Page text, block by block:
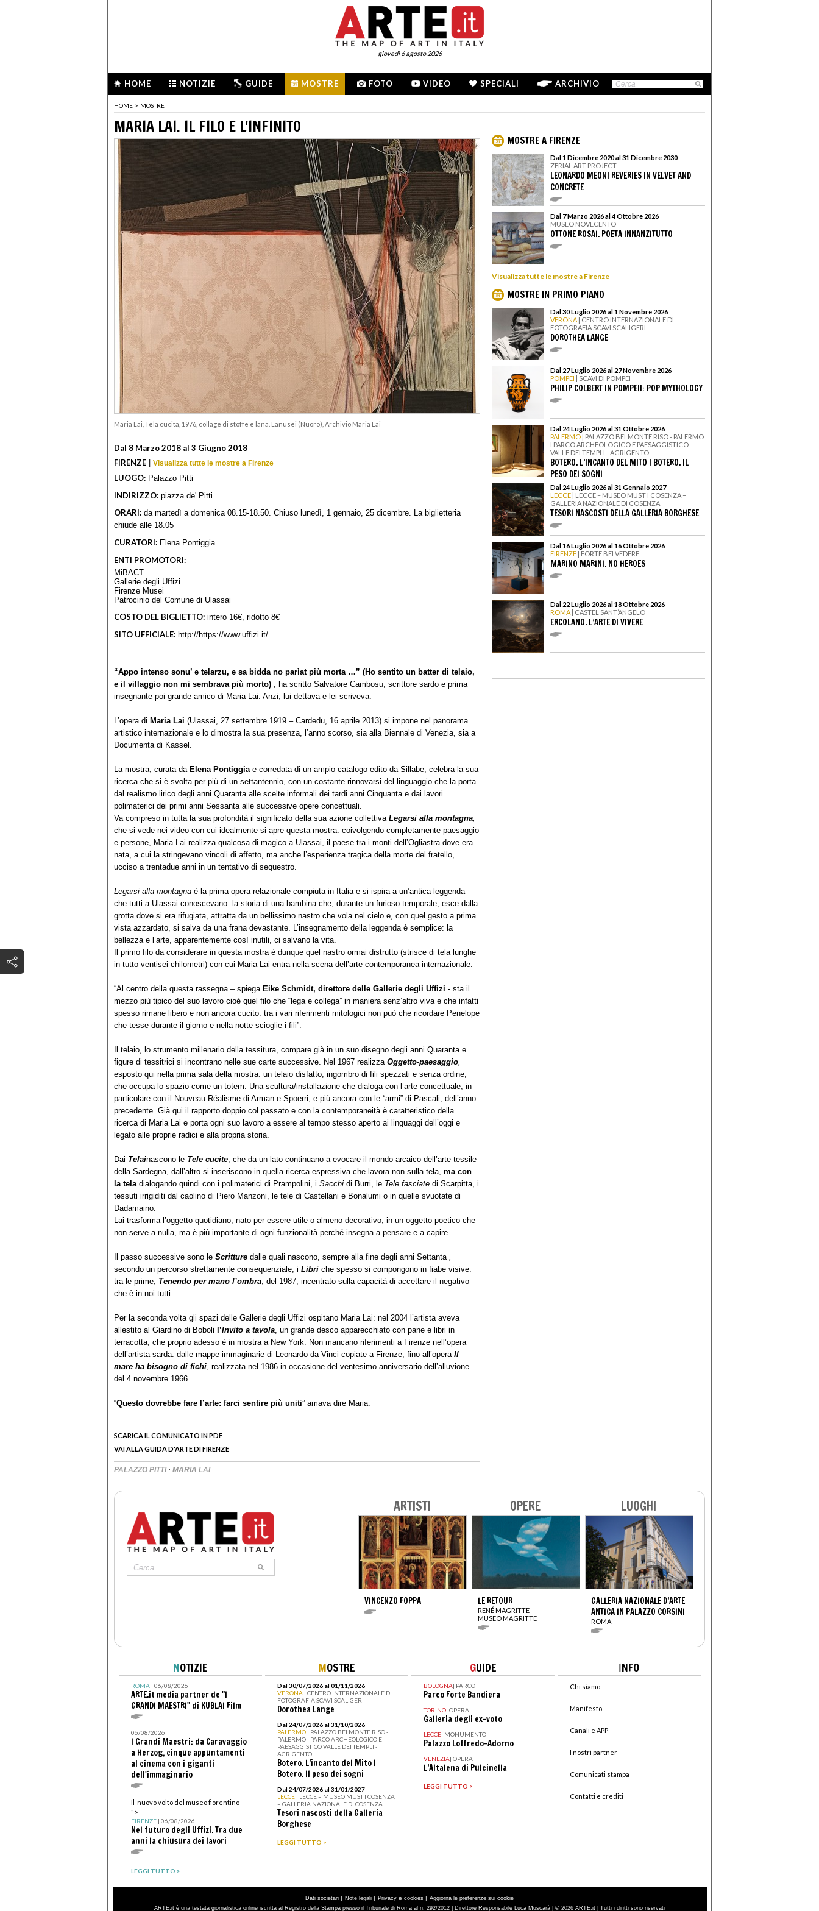
giovedì 6 agosto 2026
HOME NOTIZIE GUIDE MOSTRE FOTO VIDEO SPECIALI ARCHIVIO
HOME > MOSTRE
MARIA LAI. IL FILO E L'INFINITO
Maria Lai, Tela cucita, 1976, collage di stoffe e lana. Lanusei (Nuoro), Archivio Maria Lai
Dal 8 Marzo 2018 al 3 Giugno 2018
FIRENZE | Visualizza tutte le mostre a Firenze
LUOGO: Palazzo Pitti
INDIRIZZO: piazza de' Pitti
ORARI: da martedì a domenica 08.15-18.50. Chiuso lunedì, 1 gennaio, 25 dicembre. La biglietteria
chiude alle 18.05
CURATORI: Elena Pontiggia
ENTI PROMOTORI:
MiBACT
Gallerie degli Uffizi
Firenze Musei
Patrocinio del Comune di Ulassai
COSTO DEL BIGLIETTO: intero 16€, ridotto 8€
SITO UFFICIALE: http://https://www.uffizi.it/
“Appo intenso sonu’ e telarzu, e sa bidda no parìat più morta …” (Ho sentito un batter di telaio,
e il villaggio non mi sembrava più morto) , ha scritto Salvatore Cambosu, scrittore sardo e prima
insegnante poi grande amico di Maria Lai. Anzi, lui dettava e lei scriveva.
L’opera di Maria Lai (Ulassai, 27 settembre 1919 – Cardedu, 16 aprile 2013) si impone nel panorama
artistico internazionale e lo dimostra la sua presenza, l’anno scorso, sia alla Biennale di Venezia, sia a
Documenta di Kassel.
La mostra, curata da Elena Pontiggiae corredata di un ampio catalogo edito da Sillabe, celebra la sua
ricerca che si è svolta per più di un settantennio, con un costante rinnovarsi del linguaggio che la porta
dal realismo lirico degli anni Quaranta alle scelte informali dei tardi anni Cinquanta e dai lavori
polimaterici dei primi anni Sessanta alle successive opere concettuali.
Va compreso in tutta la sua profondità il significato della sua azione collettiva Legarsi alla montagna,
che si vede nei video con cui idealmente si apre questa mostra: coivolgendo completamente paesaggio
e persone, Maria Lai realizza qualcosa di magico a Ulassai, il paese tra i monti dell’Ogliastra dove era
nata, a cui la stringevano vincoli di affetto, ma anche l’esperienza tragica della morte del fratello,
ucciso a trentadue anni in un tentativo di sequestro.
Legarsi alla montagna è la prima opera relazionale compiuta in Italia e si ispira a un’antica leggenda
che tutti a Ulassai conoscevano: la storia di una bambina che, durante un furioso temporale, esce dalla
grotta dove si era rifugiata, attratta da un bellissimo nastro che vola nel cielo e, con quel gesto a prima
vista azzardato, si salva da una frana devastante. L’insegnamento della leggenda è semplice: la
bellezza e l’arte, apparentemente così inutili, ci salvano la vita.
Il primo filo da considerare in questa mostra è dunque quel nastro ormai distrutto (strisce di tela lunghe
in tutto ventisei chilometri) con cui Maria Lai entra nella scena dell’arte contemporanea internazionale.
“Al centro della questa rassegna – spiega Eike Schmidt, direttore delle Gallerie degli Uffizi - sta il
mezzo più tipico del suo lavoro cioè quel filo che “lega e collega” in maniera senz’altro viva e che infatti
spesso rimane libero e non ancora cucito: tra i vari riferimenti mitologici non può che ricordare Penelope
che tesse durante il giorno e nella notte scioglie i fili”.
Il telaio, lo strumento millenario della tessitura, compare già in un suo disegno degli anni Quaranta e
figure di tessitrici si incontrano nelle sue carte successive. Nel 1967 realizza Oggetto-paesaggio,
esposto qui nella prima sala della mostra: un telaio disfatto, ingombro di fili spezzati e senza ordine,
che occupa lo spazio come un totem. Una scultura/installazione che dialoga con l’arte concettuale, in
particolare con il Nouveau Réalisme di Arman e Spoerri, e più ancora con le “armi” di Pascali, dell’anno
precedente. Già qui il rapporto doppio col passato e con la contemporaneità è caratteristico della
ricerca di Maria Lai e porta ogni suo lavoro a essere al tempo stesso aperto ai linguaggi dell’oggi e
legato alle proprie radici e alla propria storia.
Dai Telainascono le Tele cucite, che da un lato continuano a evocare il mondo arcaico dell’arte tessile
della Sardegna, dall’altro si inseriscono in quella ricerca espressiva che lavora non sulla tela, ma con
la teladialogando quindi con i polimaterici di Prampolini, i Sacchi di Burri, le Tele fasciate di Scarpitta, i
tessuti irrigiditi dal caolino di Piero Manzoni, le tele di Castellani e Bonalumi o in quelle svuotate di
Dadamaino.
Lai trasforma l’oggetto quotidiano, nato per essere utile o almeno decorativo, in un oggetto poetico che
non serve a nulla, ma è più importante di ogni funzionalità perché insegna a pensare e a capire.
Il passo successive sono le Scritture dalle quali nascono, sempre alla fine degli anni Settanta ,
secondo un percorso strettamente consequenziale, i Libri che spesso si compongono in fiabe visive:
tra le prime, Tenendo per mano l’ombra, del 1987, incentrato sulla capacità di accettare il negativo
che è in noi tutti.
Per la seconda volta gli spazi delle Gallerie degli Uffizi ospitano Maria Lai: nel 2004 l’artista aveva
allestito al Giardino di Boboli l’Invito a tavola, un grande desco apparecchiato con pane e libri in
terracotta, che proprio adesso è in mostra a New York. Non mancano riferimenti a Firenze nell’opera
dell’artista sarda: dalle mappe immaginarie di Leonardo da Vinci copiate a Firenze, fino all’opera Il
mare ha bisogno di fichi, realizzata nel 1986 in occasione del ventesimo anniversario dell’alluvione
del 4 novembre 1966.
“Questo dovrebbe fare l’arte: farci sentire più uniti” amava dire Maria.
SCARICA IL COMUNICATO IN PDF
VAI ALLA GUIDA D'ARTE DI FIRENZE
PALAZZO PITTI · MARIA LAI
MOSTRE A FIRENZE
Dal 1 Dicembre 2020 al 31 Dicembre 2030
ZERIAL ART PROJECT
LEONARDO MEONI REVERIES IN VELVET AND
CONCRETE
Dal 7 Marzo 2026 al 4 Ottobre 2026
MUSEO NOVECENTO
OTTONE ROSAI. POETA INNANZITUTTO
Visualizza tutte le mostre a Firenze
MOSTRE IN PRIMO PIANO
Dal 30 Luglio 2026 al 1 Novembre 2026
VERONA | CENTRO INTERNAZIONALE DI
FOTOGRAFIA SCAVI SCALIGERI
DOROTHEA LANGE
Dal 27 Luglio 2026 al 27 Novembre 2026
POMPEI | SCAVI DI POMPEI
PHILIP COLBERT IN POMPEII: POP MYTHOLOGY
Dal 24 Luglio 2026 al 31 Ottobre 2026
PALERMO | PALAZZO BELMONTE RISO - PALERMO
I PARCO ARCHEOLOGICO E PAESAGGISTICO
VALLE DEI TEMPLI - AGRIGENTO
BOTERO. L’INCANTO DEL MITO I BOTERO. IL
PESO DEI SOGNI
Dal 24 Luglio 2026 al 31 Gennaio 2027
LECCE | LECCE – MUSEO MUST I COSENZA –
GALLERIA NAZIONALE DI COSENZA
TESORI NASCOSTI DELLA GALLERIA BORGHESE
Dal 16 Luglio 2026 al 16 Ottobre 2026
FIRENZE | FORTE BELVEDERE
MARINO MARINI. NO HEROES
Dal 22 Luglio 2026 al 18 Ottobre 2026
ROMA | CASTEL SANT’ANGELO
ERCOLANO. L’ARTE DI VIVERE
ARTISTI
VINCENZO FOPPA
OPERE
LE RETOUR
RENÉ MAGRITTE
MUSEO MAGRITTE
LUOGHI
GALLERIA NAZIONALE D’ARTE
ANTICA IN PALAZZO CORSINI
ROMA
NOTIZIE
ROMA| 06/08/2026
ARTE.it media partner de "I
GRANDI MAESTRI" di KUBLAI Film
06/08/2026
I Grandi Maestri: da Caravaggio
a Herzog, cinque appuntamenti
al cinema con i giganti
dell'immaginario
Il nuovo volto del museo fiorentino
">
FIRENZE| 06/08/2026
Nel futuro degli Uffizi. Tra due
anni la chiusura dei lavori
LEGGI TUTTO >
MOSTRE
Dal 30/07/2026 al 01/11/2026
VERONA | CENTRO INTERNAZIONALE DI
FOTOGRAFIA SCAVI SCALIGERI
Dorothea Lange
Dal 24/07/2026 al 31/10/2026
PALERMO | PALAZZO BELMONTE RISO -
PALERMO I PARCO ARCHEOLOGICO E
PAESAGGISTICO VALLE DEI TEMPLI -
AGRIGENTO
Botero. L’incanto del Mito I
Botero. Il peso dei sogni
Dal 24/07/2026 al 31/01/2027
LECCE | LECCE – MUSEO MUST I COSENZA
– GALLERIA NAZIONALE DI COSENZA
Tesori nascosti della Galleria
Borghese
LEGGI TUTTO >
GUIDE
BOLOGNA| PARCO
Parco Forte Bandiera
TORINO| OPERA
Galleria degli ex-voto
LECCE| MONUMENTO
Palazzo Loffredo-Adorno
VENEZIA| OPERA
L’Altalena di Pulcinella
LEGGI TUTTO >
INFO
Chi siamo
Manifesto
Canali e APP
I nostri partner
Comunicati stampa
Contatti e crediti
Dati societari | Note legali | Privacy e cookies | Aggiorna le preferenze sui cookie
ARTE.it è una testata giornalistica online iscritta al Registro della Stampa presso il Tribunale di Roma al n. 292/2012 | Direttore Responsabile Luca Muscarà | © 2026 ARTE.it | Tutti i diritti sono riservati